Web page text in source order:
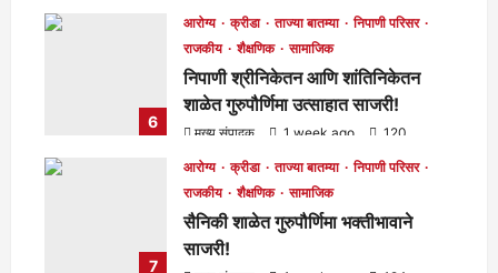
बाळासाहेब जोरापुरे
मुख्य संपादक 5 days ago
6
आरोग्य क्रीडा ताज्या बातम्या
निपाणी परिसर
राजकीय
शैक्षणिक सामाजिक
निपाणी श्रीनिकेतन आणि शांतिनिकेतन
शाळेत गुरुपौर्णिमा उत्साहात साजरी!
मुख्य संपादक 1 week ago 120
7
आरोग्य क्रीडा ताज्या बातम्या
निपाणी परिसर
राजकीय
शैक्षणिक सामाजिक
सैनिकी शाळेत गुरुपौर्णिमा भक्तीभावाने
साजरी!